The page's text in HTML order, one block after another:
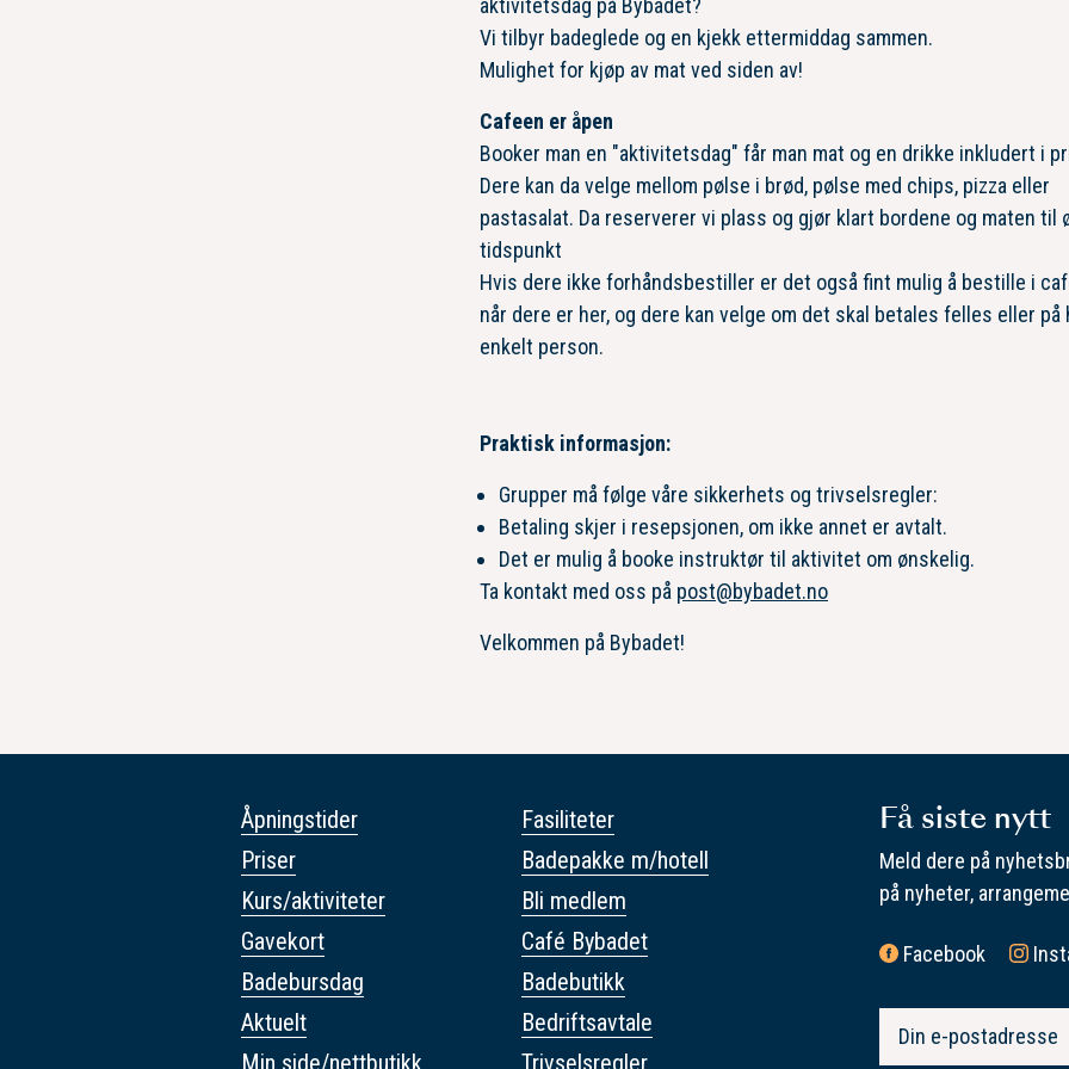
aktivitetsdag på Bybadet?
Vi tilbyr badeglede og en kjekk ettermiddag sammen.
Mulighet for kjøp av mat ved siden av!
Cafeen er åpen
Booker man en "aktivitetsdag" får man mat og en drikke inkludert i
Dere kan da velge mellom pølse i brød, pølse med chips, pizza eller
pastasalat. Da reserverer vi plass og gjør klart bordene og maten til
tidspunkt
Hvis dere ikke forhåndsbestiller er det også fint mulig å bestille i
når dere er her, og dere kan velge om det skal betales felles eller på
enkelt person.
Praktisk informasjon:
Grupper må følge våre sikkerhets og trivselsregler:
Betaling skjer i resepsjonen, om ikke annet er avtalt.
Det er mulig å booke instruktør til aktivitet om ønskelig.
Ta kontakt med oss på post@bybadet.no
Velkommen på Bybadet!
Åpningstider
Priser
Kurs/aktiviteter
Gavekort
Badebursdag
Aktuelt
Min side/nettbutikk
Fasiliteter
Badepakke m/hotell
Bli medlem
Café Bybadet
Badebutikk
Bedriftsavtale
Trivselsregler
Få siste nytt
Meld dere på
på nyheter,
Facebook